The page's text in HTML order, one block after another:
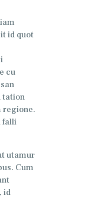
id quot
cu
tation
regione.
falli
utamur
Cum
id